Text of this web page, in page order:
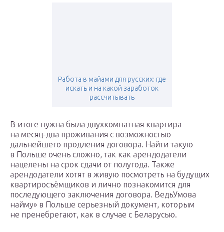
Работа в майами для русских: где
искать и на какой заработок
рассчитывать
В итоге нужна была двухкомнатная квартира
на месяц-два проживания с возможностью
дальнейшего продления договора. Найти такую
в Польше очень сложно, так как арендодатели
нацелены на срок сдачи от полугода. Также
арендодатели хотят в живую посмотреть на будущих
квартиросъёмщиков и лично познакомится для
последующего заключения договора. ВедьУмова
найму» в Польше серьезный документ, которым
не пренебрегают, как в случае с Беларусью.